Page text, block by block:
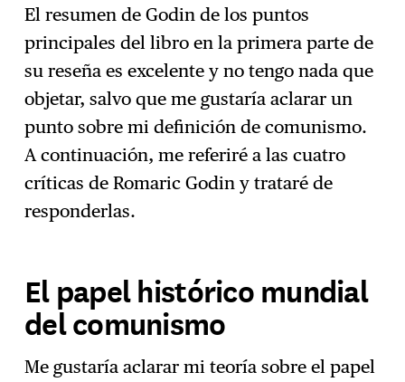
El resumen de Godin de los puntos
principales del libro en la primera parte de
su reseña es excelente y no tengo nada que
objetar, salvo que me gustaría aclarar un
punto sobre mi definición de comunismo.
A continuación, me referiré a las cuatro
críticas de Romaric Godin y trataré de
responderlas.
El papel histórico mundial
del comunismo
Me gustaría aclarar mi teoría sobre el papel